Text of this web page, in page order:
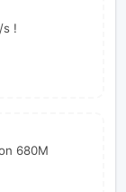
s !
680M